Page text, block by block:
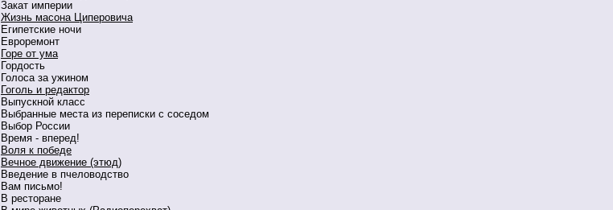
Закат империи
Жизнь масона Циперовича
Египетские ночи
Евроремонт
Горе от ума
Гордость
Голоса за ужином
Гоголь и редактор
Выпускной класс
Выбранные места из переписки с соседом
Выбор России
Время - вперед!
Воля к победе
Вечное движение (этюд)
Введение в пчеловодство
Вам письмо!
В ресторане